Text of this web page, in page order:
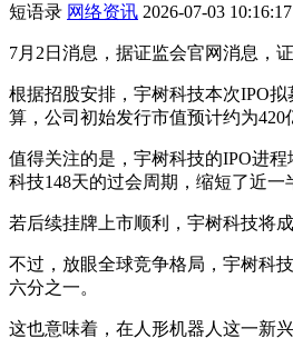
短语录 网络资讯 2026-07-03 10:16:17
7月2日消息，据证监会官网消息，
根据招股安排，宇树科技本次IPO
算，公司初始发行市值预计约为420
值得关注的是，宇树科技的IPO进
科技148天的过会周期，缩短了近一
若后续挂牌上市顺利，宇树科技将
不过，放眼全球竞争格局，宇树科
六分之一。
这也意味着，在人形机器人这一新